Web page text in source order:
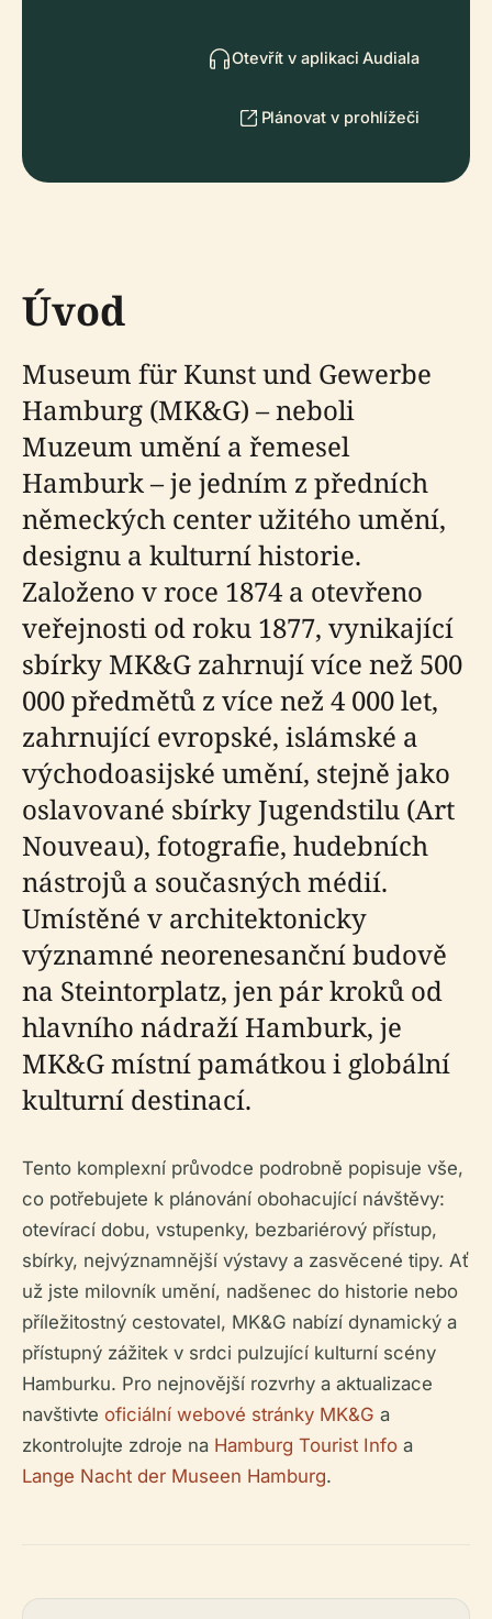
Otevřít v aplikaci Audiala
Plánovat v prohlížeči
Úvod
Museum für Kunst und Gewerbe
Hamburg (MK&G) – neboli
Muzeum umění a řemesel
Hamburk – je jedním z předních
německých center užitého umění,
designu a kulturní historie.
Založeno v roce 1874 a otevřeno
veřejnosti od roku 1877, vynikající
sbírky MK&G zahrnují více než 500
000 předmětů z více než 4 000 let,
zahrnující evropské, islámské a
východoasijské umění, stejně jako
oslavované sbírky Jugendstilu (Art
Nouveau), fotografie, hudebních
nástrojů a současných médií.
Umístěné v architektonicky
významné neorenesanční budově
na Steintorplatz, jen pár kroků od
hlavního nádraží Hamburk, je
MK&G místní památkou i globální
kulturní destinací.
Tento komplexní průvodce podrobně popisuje vše,
co potřebujete k plánování obohacující návštěvy:
otevírací dobu, vstupenky, bezbariérový přístup,
sbírky, nejvýznamnější výstavy a zasvěcené tipy. Ať
už jste milovník umění, nadšenec do historie nebo
příležitostný cestovatel, MK&G nabízí dynamický a
přístupný zážitek v srdci pulzující kulturní scény
Hamburku. Pro nejnovější rozvrhy a aktualizace
navštivte oficiální webové stránky MK&G a
zkontrolujte zdroje na Hamburg Tourist Info a
Lange Nacht der Museen Hamburg.